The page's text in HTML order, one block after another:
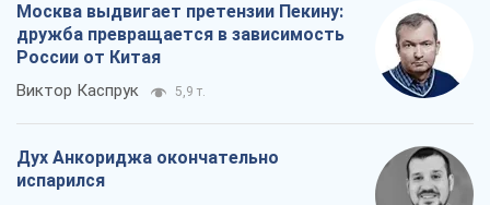
Москва выдвигает претензии Пекину:
дружба превращается в зависимость
России от Китая
Виктор Каспрук 5,9 т.
Дух Анкориджа окончательно
испарился